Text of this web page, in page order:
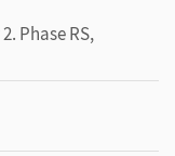
Phase RS,